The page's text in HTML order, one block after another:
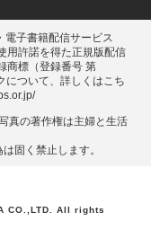
電子書籍配信サービス
用許諾を得た正規版配信
商標（登録番号 第
について、詳しくはこち
真の著作権は主婦と⽣活
固く禁⽌します。
CO.,LTD. All rights